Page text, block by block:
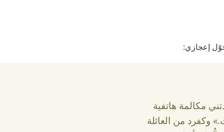
إعجازي:
مكالمة هاتفية
وكفرد من العائلة